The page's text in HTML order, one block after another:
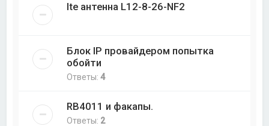
lte антенна L12-8-26-NF2
Блок IP провайдером попытка
обойти
Ответы:4
RB4011 и факапы.
Ответы: 2